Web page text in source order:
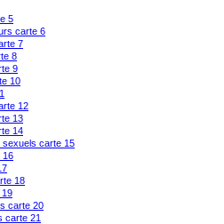
5
carte 6
7
8
9
10
12
13
14
carte 15
16
18
19
carte 20
carte 21